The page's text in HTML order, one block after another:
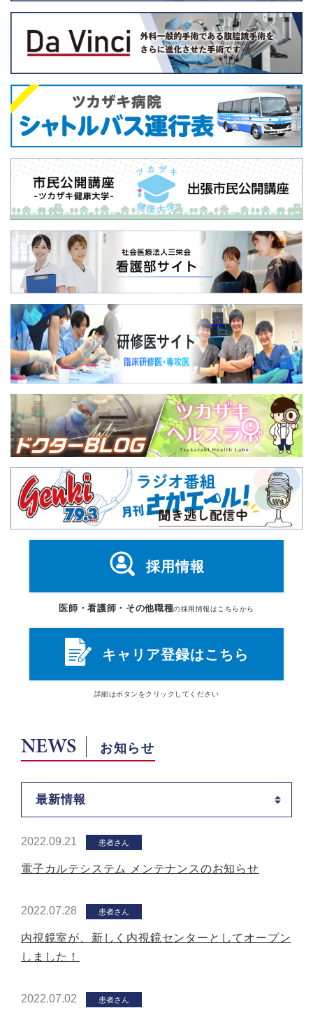
採用情報
医師・看護師・その他職種の採用情報はこちらから
キャリア登録はこちら
詳細はボタン をクリックしてください
NEWS お知らせ
最新情報
2022.09.21 患者さん
電子カルテシステム メンテナンスのお知らせ
2022.07.28 患者さん
内視鏡室が、新しく内視鏡センターとしてオープン
しました！
2022.07.02 患者さん